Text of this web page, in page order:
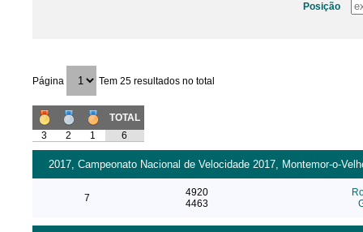
Posição
Página Tem 25 resultados no total
TOTAL
3
2 1 6
2017, Campeonato Nacional de Velocidade 2017, Montemor-o-
7
4920
4463